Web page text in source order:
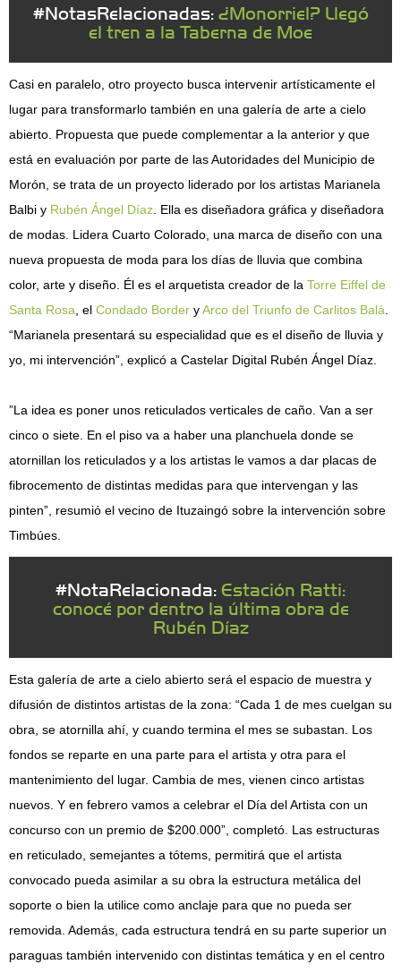
#NotasRelacionadas: ¿Monorriel? Llegó
el tren a la Taberna de Moe
Casi en paralelo, otro proyecto busca intervenir artísticamente el
lugar para transformarlo también en una galería de arte a cielo
abierto. Propuesta que puede complementar a la anterior y que
está en evaluación por parte de las Autoridades del Municipio de
Morón, se trata de un proyecto liderado por los artistas Marianela
Balbi y Rubén Ángel Díaz . Ella es diseñadora gráfica y diseñadora
de modas. Lidera Cuarto Colorado, una marca de diseño con una
nueva propuesta de moda para los días de lluvia que combina
color, arte y diseño. Él es el arquetista creador de la Torre Eiffel de
Santa Rosa , el Condado Border yArco del Triunfo de Carlitos Balá
“Marianela presentará su especialidad que es el diseño de lluvia y
yo, mi intervención”, explicó a Castelar Digital Rubén Ángel Díaz.
”La idea es poner unos reticulados verticales de caño. Van a ser
cinco o siete. En el piso va a haber una planchuela donde se
atornillan los reticulados y a los artistas le vamos a dar placas de
fibrocemento de distintas medidas para que intervengan y las
pinten”, resumió el vecino de Ituzaingó sobre la intervención sobre
Timbúes.
#NotaRelacionada: Estación Ratti:
conocé por dentro la última obra de
Rubén Díaz
Esta galería de arte a cielo abierto será el espacio de muestra y
difusión de distintos artistas de la zona: “Cada 1 de mes cuelgan su
obra, se atornilla ahí, y cuando termina el mes se subastan. Los
fondos se reparte en una parte para el artista y otra para el
mantenimiento del lugar. Cambia de mes, vienen cinco artistas
nuevos. Y en febrero vamos a celebrar el Día del Artista con un
concurso con un premio de $200.000”, completó. Las estructuras
en reticulado, semejantes a tótems, permitirá que el artista
convocado pueda asimilar a su obra la estructura metálica del
soporte o bien la utilice como anclaje para que no pueda ser
removida. Además, cada estructura tendrá en su parte superior un
paraguas también intervenido con distintas temática y en el centro